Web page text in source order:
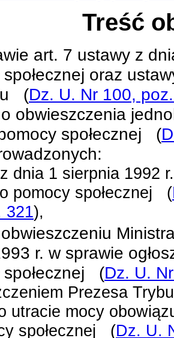
Treść
art. 7 ustawy z
oraz
(Dz. U. Nr 100,
obwieszczenia
społecznej
(
dnia 1 sierpnia 1992
pomocy społecznej
(
321),
obwieszczeniu
r. w sprawie
(Dz. U.
Prezesa
utracie mocy
społecznej
(Dz. U.